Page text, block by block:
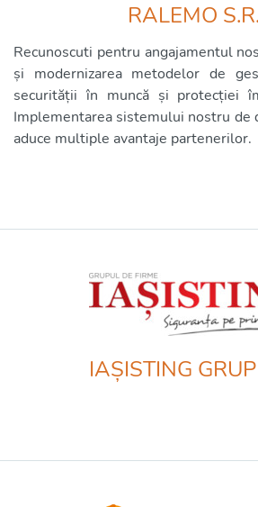
RALEMO
Recunoscuti pentru angajamentul
și modernizarea metodelor de
securității în muncă și protecției
Implementarea sistemului nostru de
aduce multiple avantaje partenerilor.
IAȘISTING